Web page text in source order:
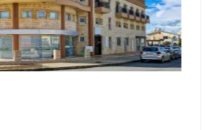
Επόμενο